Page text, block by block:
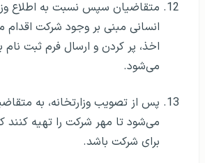
متقاضیان سپس نسبت به اطلاع
انسانی مبنی بر وجود شركت اقدام
اخذ، پر کردن و ارسال فرم ثبت نام
می‌شود.
پس از تصویب وزارتخانه، به
می‌شود تا مهر شرکت را تهیه کنند
برای شرکت باشد.